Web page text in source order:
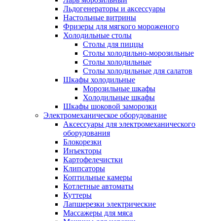
Льдогенераторы и аксессуары
Настольные витрины
Фризеры для мягкого мороженого
Холодильные столы
Столы для пиццы
Столы холодильно-морозильные
Столы холодильные
Столы холодильные для салатов
Шкафы холодильные
Mорозильные шкафы
Холодильные шкафы
Шкафы шоковой заморозки
Электромеханическое оборудование
Аксессуары для электромеханического
оборудования
Блокорезки
Инъекторы
Картофелечистки
Клипсаторы
Коптильные камеры
Котлетные автоматы
Куттеры
Лапшерезки электрические
Массажеры для мяса